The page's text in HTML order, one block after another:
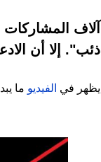
آلاف
ذئب". إلا أن
يظهر في الفيديو ما